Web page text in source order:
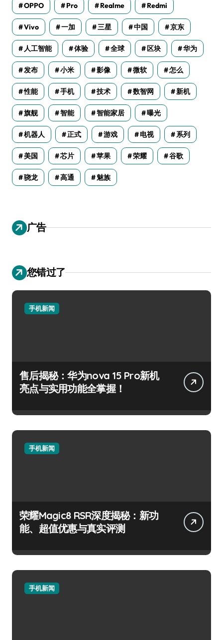
OPPO Pro Realme Redmi
Vivo 一加 三星 中国 京东
人工智能 体验 全球 区块 华为
发布 小米 影像 微软 怎么
性能 手机 技术 数智网 新机
旗舰 智能 智能家居 曝光
机器人 正式 游戏 电视 系列
美国 芯片 苹果 荣耀 谷歌
骁龙 高通 魅族
广告
您错过了
手机新闻
售后揭秘：华为nova 15 Pro新机
亮点与实用功能全掌握！
手机新闻
荣耀Magic8 RSR深度揭秘：新功
能、超值优惠与真实评测
手机新闻